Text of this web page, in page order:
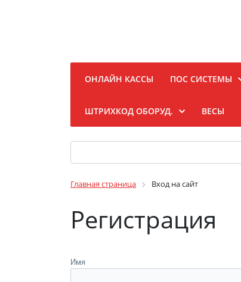
ОНЛАЙН КАССЫ ПОС СИСТЕМЫ
ШТРИХКОД ОБОРУД. ВЕСЫ
Главная страница Вход на сайт
Регистрация
Имя